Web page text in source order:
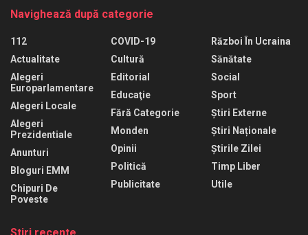
Navighează după categorie
112
Actualitate
Alegeri
Europarlamentare
Alegeri Locale
Alegeri
Prezidentiale
Anunturi
Bloguri EMM
Chipuri De
Poveste
COVID-19
Cultură
Editorial
Educaţie
Fără Categorie
Monden
Opinii
Politică
Publicitate
Război În Ucraina
Sănătate
Social
Sport
Știri Externe
Știri Naționale
Știrile Zilei
Timp Liber
Utile
Stiri recente